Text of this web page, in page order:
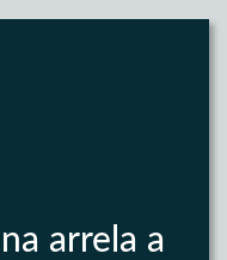
arrela a